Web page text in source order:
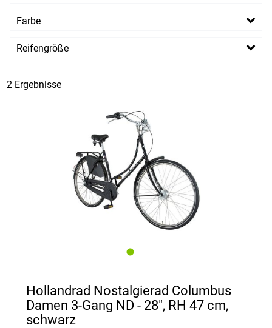
Damen
Farbe
Reifengröße
2 Ergebnisse
Hollandrad Nostalgierad Columbus
Damen 3-Gang ND - 28", RH 47 cm,
schwarz